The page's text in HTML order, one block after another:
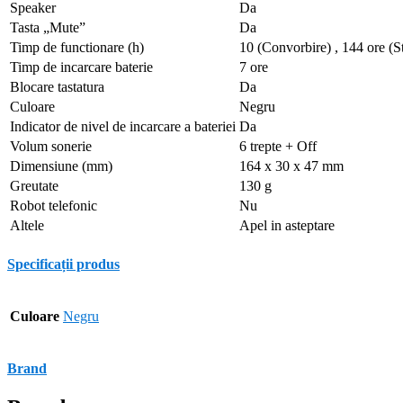
Speaker
Da
Tasta „Mute”
Da
Timp de functionare (h)
10 (Convorbire) , 144 ore
Timp de incarcare baterie
7 ore
Blocare tastatura
Da
Culoare
Negru
Indicator de nivel de incarcare a bateriei Da
Volum sonerie
6 trepte + Off
Dimensiune (mm)
164 x 30 x 47 mm
Greutate
130 g
Robot telefonic
Nu
Altele
Apel in asteptare
Specificații produs
Culoare Negru
Brand